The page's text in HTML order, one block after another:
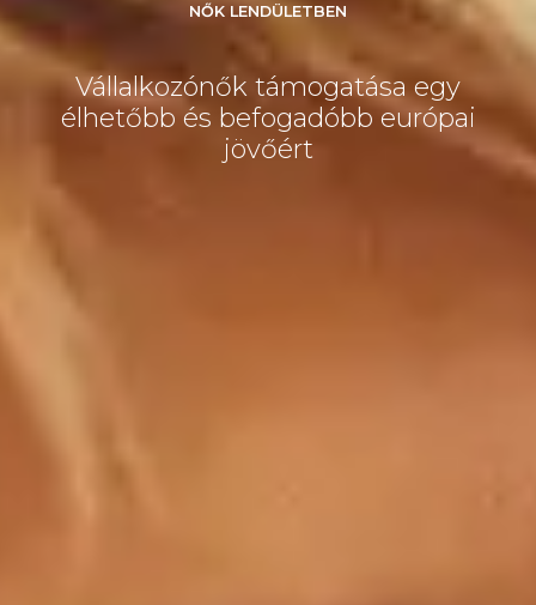
NŐK LENDÜLETBEN
Vállalkozónők támogatása egy
élhetőbb és befogadóbb európai
jövőért